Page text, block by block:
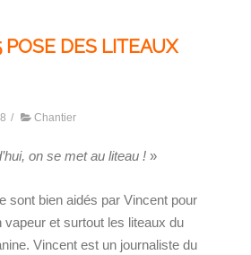
DES LITEAUX
/ Chantier
on se met au liteau ! »
sont bien aidés par Vincent pour
vapeur et surtout les liteaux du
Vincent est un journaliste du